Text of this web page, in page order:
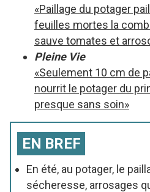
«Paillage du potager
feuilles mortes la
sauve tomates et
Pleine Vie
«Seulement 10 cm de
nourrit le potager du
presque sans soin»
EN BREF
En été, au potager, le
sécheresse, arrosages